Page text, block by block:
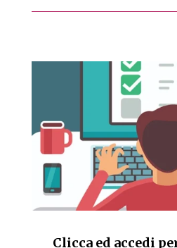
Clicca ed accedi